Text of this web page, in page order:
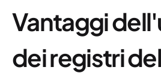
Vantaggi
dei registri